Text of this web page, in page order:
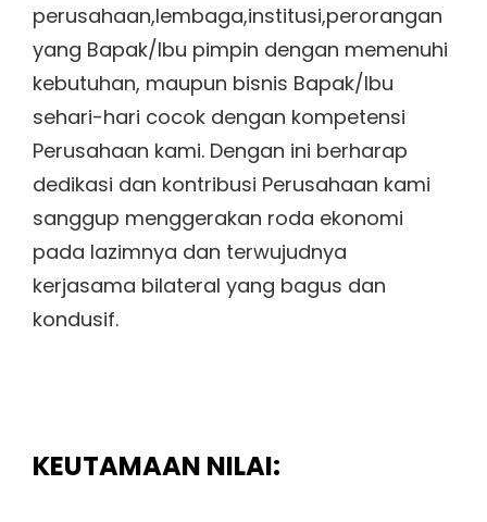
perusahaan,lembaga,institusi,perorangan
yang Bapak/Ibu pimpin dengan memenuhi
kebutuhan, maupun bisnis Bapak/Ibu
sehari-hari cocok dengan kompetensi
Perusahaan kami. Dengan ini berharap
dedikasi dan kontribusi Perusahaan kami
sanggup menggerakan roda ekonomi
pada lazimnya dan terwujudnya
kerjasama bilateral yang bagus dan
kondusif.
KEUTAMAAN NILAI: